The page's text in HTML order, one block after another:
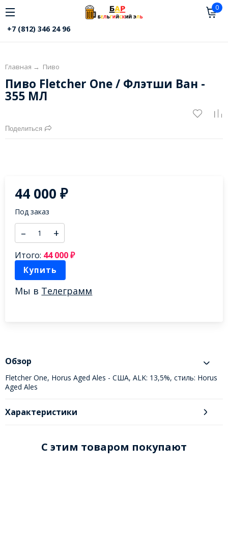
0
+7 (812) 346 24 96
Главная → Пиво
Пиво Fletcher One / Флэтши Ван -
355 МЛ
Поделиться
44 000₽
Под заказ
– +
Итого: 44 000₽
Купить
Мы в Телеграмм
Обзор
Fletcher One, Horus Aged Ales - США, ALK: 13,5%, стиль: Horus
Aged Ales
Характеристики
C этим товаром покупают